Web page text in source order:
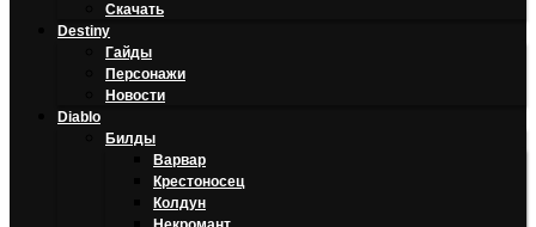
Скачать
Destiny
Гайды
Персонажи
Новости
Diablo
Билды
Варвар
Крестоносец
Колдун